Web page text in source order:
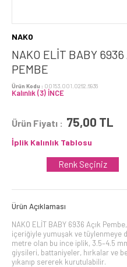
NAKO
NAKO ELİT BABY 6936
PEMBE
Ürün Kodu : 00153.001.0262.6936
Kalınlık (3) İNCE
Ürün Fiyatı : 75,00 TL
İplik Kalınlık Tablosu
Renk Seçiniz
Ürün Açıklaması
NAKO ELİT BABY 6936 Açık
içeriğiyle yumuşak ve tüylenmeye
metre olan bu ince iplik, 3.5–4.5
giysileri, battaniyeler, hırkalar ve
yıkanıp sererek kurutulabilir.